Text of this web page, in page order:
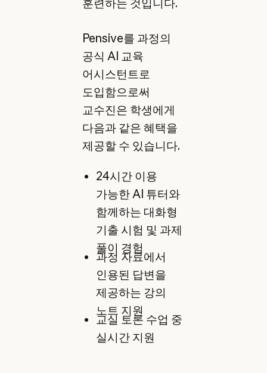
훈련하는 것입니다.
Pensive를 과정의
공식 AI 교육
어시스턴트로
도입함으로써
교수진은 학생에게
다음과 같은 혜택을
제공할 수 있습니다.
24시간 이용
가능한 AI 튜터와
함께하는 대화형
기출 시험 및 과제
풀이 경험
과정 자료에서
인용된 답변을
제공하는 강의
노트 지원
교실 토론 수업 중
실시간 지원